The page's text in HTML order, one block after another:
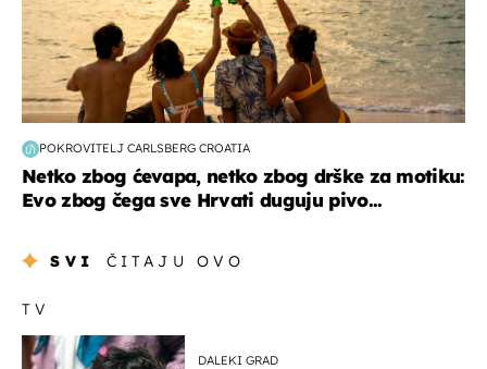
POKROVITELJ CARLSBERG CROATIA
Netko zbog ćevapa, netko zbog drške za motiku:
Evo zbog čega sve Hrvati duguju pivo...
SVI ČITAJU OVO
TV
DALEKI GRAD